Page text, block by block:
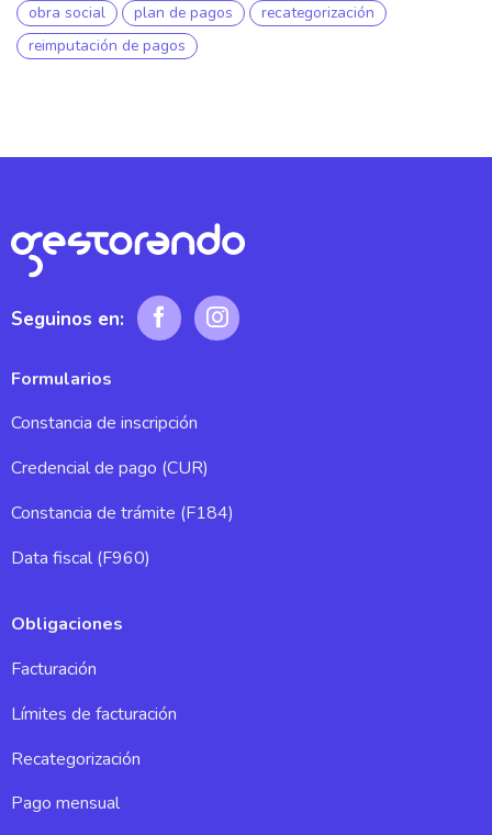
obra social
plan de pagos
recategorización
reimputación de pagos
Seguinos en:
Formularios
Constancia de inscripción
Credencial de pago (CUR)
Constancia de trámite (F184)
Data fiscal (F960)
Obligaciones
Facturación
Límites de facturación
Recategorización
Pago mensual